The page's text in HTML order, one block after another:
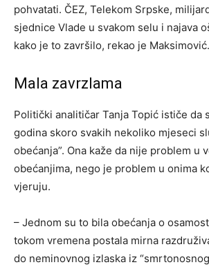
pohvatati. ČEZ, Telekom Srpske,
sjednice Vlade u svakom selu i najava
kako je to završilo, rekao je Maksimović.
Mala zavrzlama
Politički analitičar Tanja Topić ističe da
godina skoro svakih nekoliko mjeseci
obećanja”. Ona kaže da nije problem u
obećanjima, nego je problem u onima
vjeruju.
– Jednom su to bila obećanja o
tokom vremena postala mirna
do neminovnog izlaska iz